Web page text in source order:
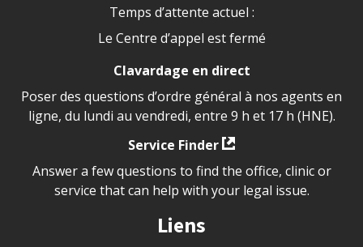
Temps d’attente actuel :
Le Centre d’appel est fermé
Clavardage en direct
Poser des questions d’ordre général à nos agents en
ligne, du lundi au vendredi, entre 9 h et 17 h (HNE).
Service Finder
Answer a few questions to find the office, clinic or
service that can help with your legal issue.
Liens